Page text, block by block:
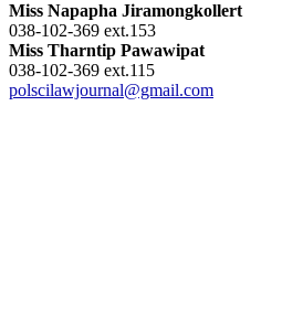
Miss Napapha Jiramongkollert
038-102-369 ext.153
Miss Tharntip Pawawipat
038-102-369 ext.115
polscilawjournal@gmail.com